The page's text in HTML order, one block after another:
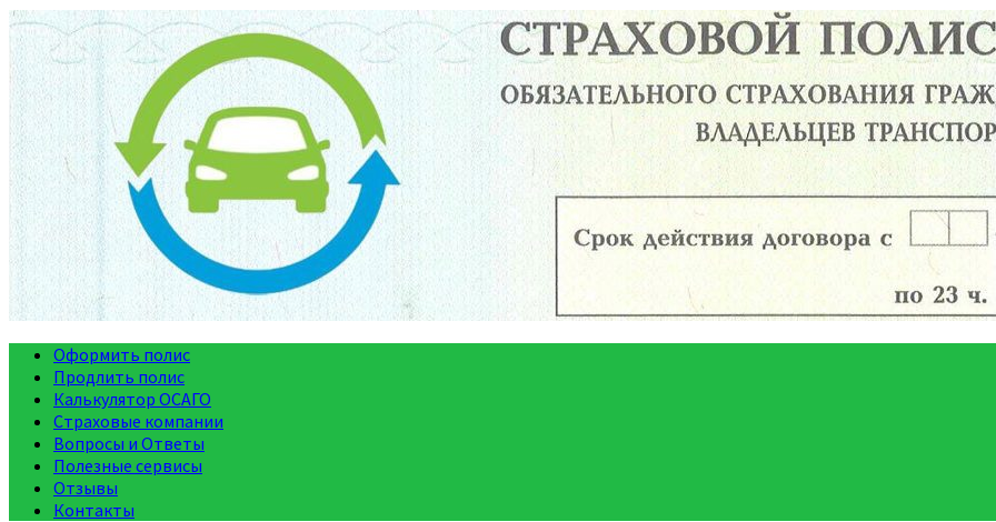
Оформить полис
Продлить полис
Калькулятор ОСАГО
Страховые компании
Вопросы и Ответы
Полезные сервисы
Отзывы
Контакты